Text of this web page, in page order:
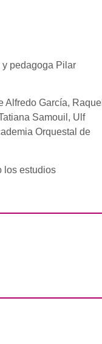
pedagoga Pilar
García, Raquel
Samouil, Ulf
Orquestal de
los estudios